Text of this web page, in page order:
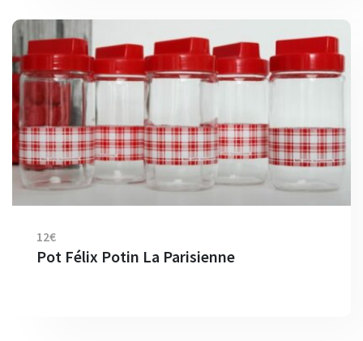
12€
Pot Félix Potin La Parisienne